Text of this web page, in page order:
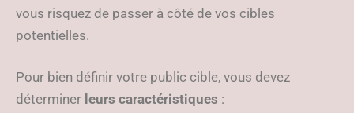
vous risquez de passer à côté de vos cibles
potentielles.
Pour bien définir votre public cible, vous devez
déterminer leurs caractéristiques :